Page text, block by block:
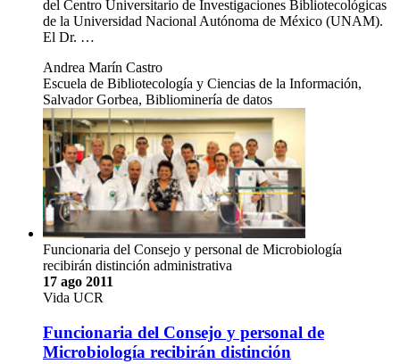
del Centro Universitario de Investigaciones Bibliotecológicas
de la Universidad Nacional Autónoma de México (UNAM).
El Dr. …
Andrea Marín Castro
Escuela de Bibliotecología y Ciencias de la Información,
Salvador Gorbea, Bibliominería de datos
Funcionaria del Consejo y personal de Microbiología
recibirán distinción administrativa
17 ago 2011
Vida UCR
Funcionaria del Consejo y personal de
Microbiología recibirán distinción